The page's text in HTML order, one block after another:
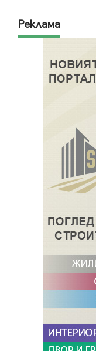
Реклама